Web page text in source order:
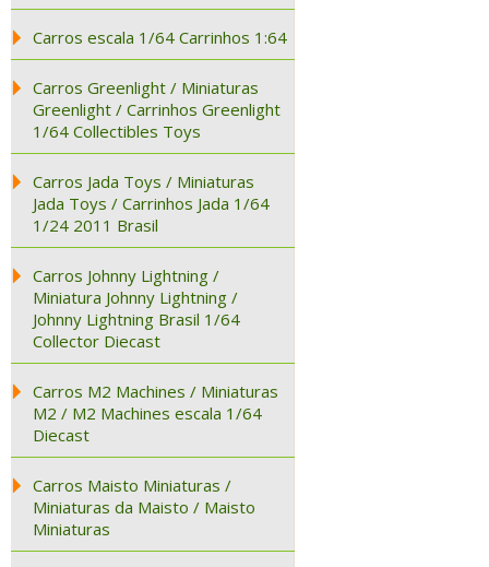
Carros escala 1/64 Carrinhos 1:64
Carros Greenlight / Miniaturas
Greenlight / Carrinhos Greenlight
1/64 Collectibles Toys
Carros Jada Toys / Miniaturas
Jada Toys / Carrinhos Jada 1/64
1/24 2011 Brasil
Carros Johnny Lightning /
Miniatura Johnny Lightning /
Johnny Lightning Brasil 1/64
Collector Diecast
Carros M2 Machines / Miniaturas
M2 / M2 Machines escala 1/64
Diecast
Carros Maisto Miniaturas /
Miniaturas da Maisto / Maisto
Miniaturas